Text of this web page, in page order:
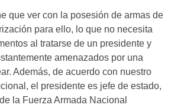
que ver con la posesión de armas de
para ello, lo que no necesita
al tratarse de un presidente y
amenazados por una
Además, de acuerdo con nuestro
el presidente es jefe de estado,
la Fuerza Armada Nacional